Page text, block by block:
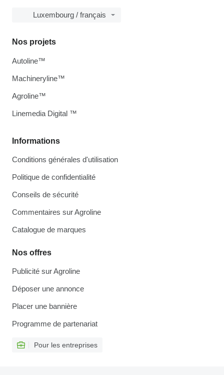
Luxembourg / français
Informations
Conditions générales d'utilisation
Politique de confidentialité
Conseils de sécurité
Commentaires sur Agroline
Catalogue de marques
Nos offres
Publicité sur Agroline
Déposer une annonce
Placer une bannière
Programme de partenariat
Pour les entreprises
Nos projets
Autoline™
Machineryline™
Agroline™
Linemedia Digital ™